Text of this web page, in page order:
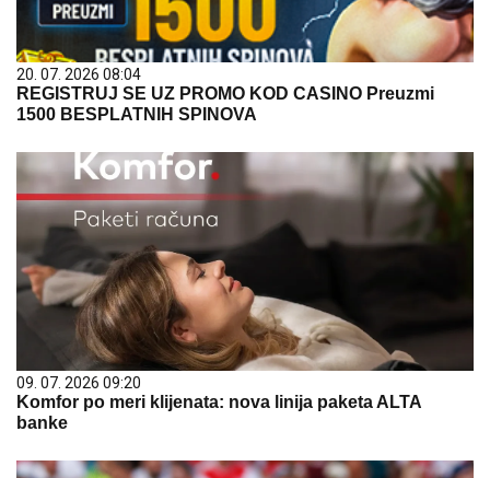
20. 07. 2026 08:04
REGISTRUJ SE UZ PROMO KOD CASINO Preuzmi
1500 BESPLATNIH SPINOVA
09. 07. 2026 09:20
Komfor po meri klijenata: nova linija paketa ALTA
banke